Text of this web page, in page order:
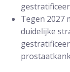
Tegen 2027
duidelijke